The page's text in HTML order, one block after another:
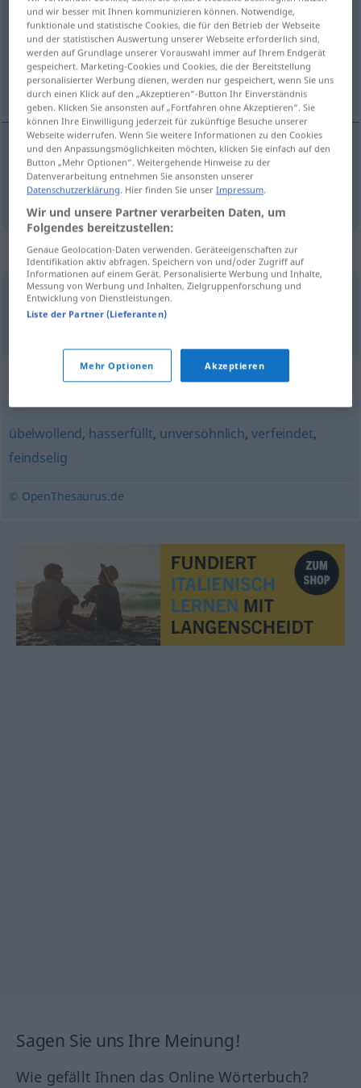
Übersicht aller Übersetzungen
(Für mehr Details die Übersetzung anklicken/antippen)
nemico, ostile
nemico,ostile feindlich
Beispielsätze für "feindlich"
j-m/etw feindlich gegenüberstehen
essere ostilea qn/qc
Synonyme für "feindlich"
übelwollend, hasserfüllt, unversöhnlich,verfeindet,
feindselig
© OpenThesaurus.de
Sagen Sie uns Ihre Meinung!
Wie gefällt Ihnen das Online Wörterbuch?
und wir besser mit Ihnen kommunizieren können. Notwendige,
funktionale und statistische Cookies, die für den Betrieb der Webseite
und der statistischen Auswertung unserer Webseite erforderlich sind,
werden auf Grundlage unserer Vorauswahl immer auf Ihrem Endgerät
gespeichert. Marketing-Cookies und Cookies, die der Bereitstellung
personalisierter Werbung dienen, werden nur gespeichert, wenn Sie uns
durch einen Klick auf den „Akzeptieren“-Button Ihr Einverständnis
geben. Klicken Sie ansonsten auf „Fortfahren ohne Akzeptieren“. Sie
können Ihre Einwilligung jederzeit für zukünftige Besuche unserer
Webseite widerrufen. Wenn Sie weitere Informationen zu den Cookies
und den Anpassungsmöglichkeiten möchten, klicken Sie einfach auf den
Button „Mehr Optionen“. Weitergehende Hinweise zu der
Datenverarbeitung entnehmen Sie ansonsten unserer
Datenschutzerklärung. Hier finden Sie unserImpressum.
Wir und unsere Partner verarbeiten Daten, um
Folgendes bereitzustellen:
Genaue Geolocation-Daten verwenden. Geräteeigenschaften zur
Identifikation aktiv abfragen. Speichern von und/oder Zugriff auf
Informationen auf einem Gerät. Personalisierte Werbung und Inhalte,
Messung von Werbung und Inhalten, Zielgruppenforschung und
Entwicklung von Dienstleistungen.
Liste der Partner (Lieferanten)
Mehr Optionen Akzeptieren